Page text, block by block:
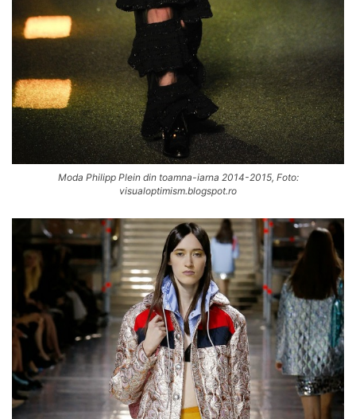
Moda Philipp Plein din toamna-iarna 2014-2015, Foto:
visualoptimism.blogspot.ro